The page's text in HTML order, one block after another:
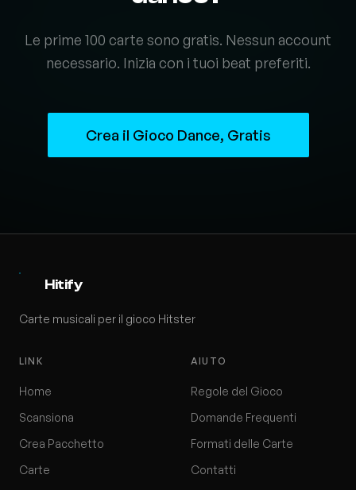
Le prime 100 carte sono gratis. Nessun account
necessario. Inizia con i tuoi beat preferiti.
Crea il Gioco Dance, Gratis
Hitify
Carte musicali per il gioco Hitster
LINK
Home
Scansiona
Crea Pacchetto
Carte
AIUTO
Regole del Gioco
Domande Frequenti
Formati delle Carte
Contatti